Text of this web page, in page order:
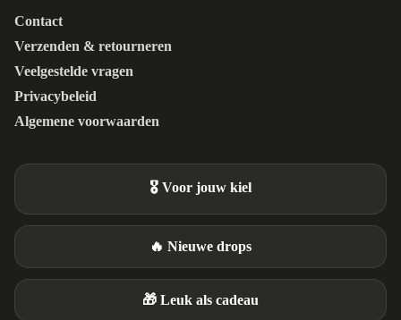
Contact
Verzenden & retourneren
Veelgestelde vragen
Privacybeleid
Algemene voorwaarden
🎖️ Voor jouw kiel
🔥 Nieuwe drops
🎁 Leuk als cadeau